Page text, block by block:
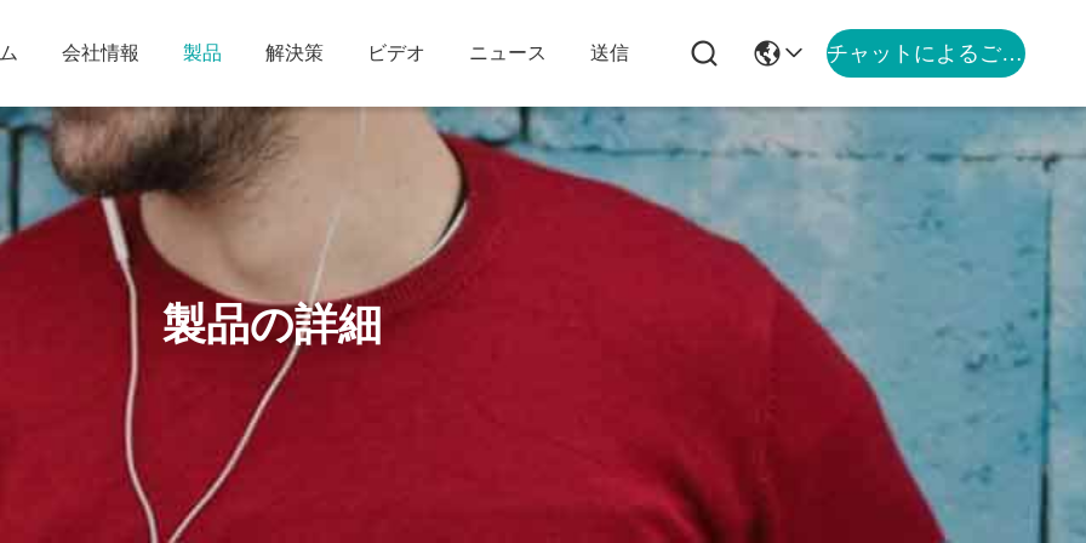
会社情報 製品 解決策 ビデオ ニュース 送信 チャットによるご相談
製品の詳細